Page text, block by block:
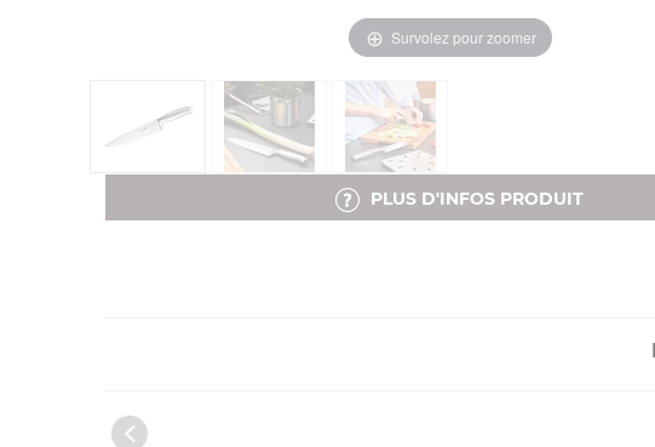
Survolez pour zoomer
PLUS D'INFOS PRODUIT